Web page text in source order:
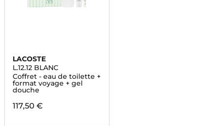
LACOSTE
L.12.12 BLANC
Coffret - eau de toilette +
format voyage + gel
douche
117,50 €